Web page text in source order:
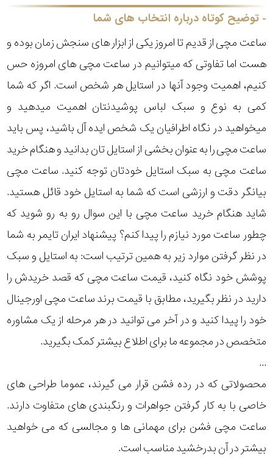
توضیح کوتاه درباره انتخاب های شما
ساعت مچی از قدیم تا امروز یکی از ابزار های سنجش زمان بوده و
هست اما تفاوتی که میتوانیم در ساعت مچی های امروزه حس
کنیم، اهمیت وجود آنها در استایل هر شخص است. اگر که شما
کمی به نوع و سبک لباس پوشیدنتان اهمیت میدهید و
میخواهید در نگاه اطرافیان یک شخص ایده آل باشید، پس باید
ساعت مچی را به عنوان بخشی از استایل تان بدانید و هنگام خرید
ساعت مچی به سبک استایل خودتان توجه کنید. ساعت مچی
بیانگر دقت و ارزشی است که شما به استایل خود قائل هستید.
شاید هنگام خرید ساعت مچی با این سوال رو به رو شوید که
چطور ساعت مورد نیازم را پیدا کنم؟ پیشنهاد ایران تایمر به شما
در نظر گرفتن موارد زیر به همین ترتیب است: به استایل و سبک
پوشش خود نگاه کنید، قیمت ساعت مچی که قصد خریدش را
دارید در نظر بگیرید، مطابق با قیمت برند ساعت مچی اورجینال
خود را پیدا کنید و در آخر می توانید در هر مرحله از یک مشاوره
متخصص در مجموعه ما برای اطلاع بیشتر کمک بگیرید.
...
محصولاتی که در رده فشن قرار می گیرند، عموما طراحی های
خاصی با به کار گرفتن جواهرات و رنگبندی های متفاوت دارند.
ساعت مچی فشن برای مهمانی ها و مجالسی که می خواهید
بیشتر در آن بدرخشید مناسب است.
اورینت
پیلار
لیکوپر
آدیداس
متی
سرجیو
تاکینی
نمایش
جنسیت
استایل
فشن
رده
محدوده
طرح
طرح
صفحه